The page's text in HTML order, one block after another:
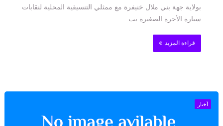
بولاية جهة بني ملال خنيفرة مع ممثلي التنسيقية المحلية لنقابات
سيارة الأجرة الصغيرة بب...
قراءة المزيد
أخبار